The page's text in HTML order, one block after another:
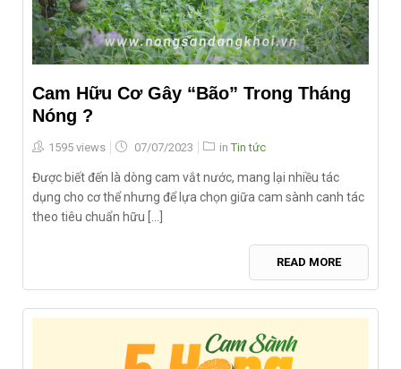
Cam Hữu Cơ Gây “Bão” Trong Tháng
Nóng ?
1595 views
Posted
07/07/2023 in Tin tức
Được biết đến là dòng cam vắt nước, mang lại nhiều tác
dụng cho cơ thể nhưng để lựa chọn giữa cam sành canh tác
theo tiêu chuẩn hữu [...]
READ MORE